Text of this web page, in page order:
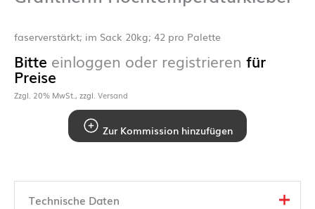
faserverstärkt; im Sack 20kg; 42 pro Palette
Bitte einloggen oder registrieren für
Preise
Zzgl. 20% MwSt., zzgl. Versand
Zur Kommission hinzufügen
Technische Daten